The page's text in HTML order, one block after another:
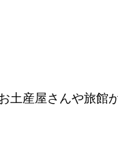
土産屋さんや旅館